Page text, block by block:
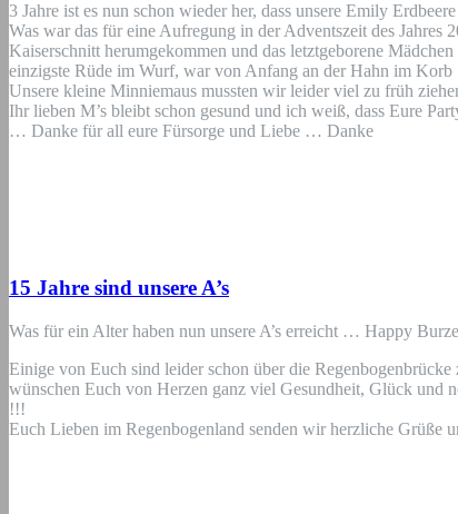
3 Jahre ist es nun schon wieder her, dass unsere Emily
Was war das für eine Aufregung in der Adventszeit des
Kaiserschnitt herumgekommen und das letztgeborene
einzigste Rüde im Wurf, war von Anfang an der Hahn im
Unsere kleine Minniemaus mussten wir leider viel zu früh
Ihr lieben M’s bleibt schon gesund und ich weiß, dass Eure
… Danke für all eure Fürsorge und Liebe … Danke
15 Jahre sind unsere A’s
Was für ein Alter haben nun unsere A’s erreicht … Happy
Einige von Euch sind leider schon über die
wünschen Euch von Herzen ganz viel Gesundheit, Glück und
!!!
Euch Lieben im Regenbogenland senden wir herzliche Grüße